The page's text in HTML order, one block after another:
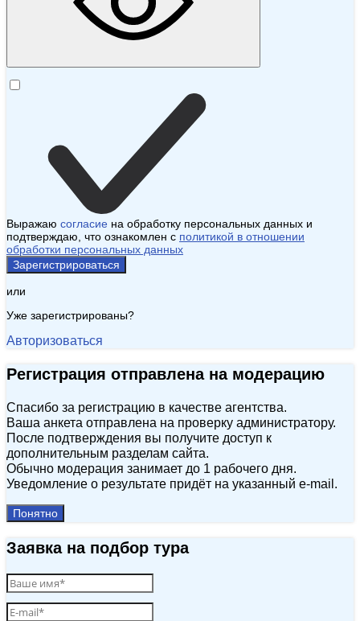
Выражаю согласие на обработку персональных данных и
подтверждаю, что ознакомлен с политикой в отношении
обработки персональных данных
Зарегистрироваться
или
Уже зарегистрированы?
Авторизоваться
Регистрация отправлена на модерацию
Спасибо за регистрацию в качестве агентства.
Ваша анкета отправлена на проверку администратору.
После подтверждения вы получите доступ к
дополнительным разделам сайта.
Обычно модерация занимает до 1 рабочего дня.
Уведомление о результате придёт на указанный e‑mail.
Понятно
Заявка на подбор тура